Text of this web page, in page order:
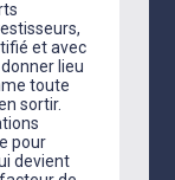
et avec
lieu
toute
sortir.
pour
devient